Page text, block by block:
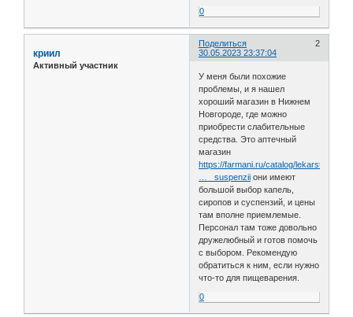
0
Поделиться
2
30.05.2023 23:37:04
криил
Активный участник
У меня были похожие
проблемы, и я нашел
хороший магазин в Нижнем
Новгороде, где можно
приобрести слабительные
средства. Это аптечный
магазин
https://farmani.ru/catalog/lekarstva_i_
… _suspenzii они имеют
большой выбор капель,
сиропов и суспензий, и цены
там вполне приемлемые.
Персонал там тоже довольно
дружелюбный и готов помочь
с выбором. Рекомендую
обратиться к ним, если нужно
что-то для пищеварения.
0